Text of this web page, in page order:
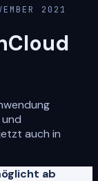
2021
auch in
ab